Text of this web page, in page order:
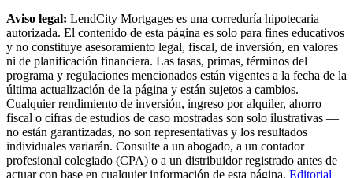
Aviso legal: LendCity Mortgages es una correduría hipotecaria
autorizada. El contenido de esta página es solo para fines educativos
y no constituye asesoramiento legal, fiscal, de inversión, en valores
ni de planificación financiera. Las tasas, primas, términos del
programa y regulaciones mencionados están vigentes a la fecha de la
última actualización de la página y están sujetos a cambios.
Cualquier rendimiento de inversión, ingreso por alquiler, ahorro
fiscal o cifras de estudios de caso mostradas son solo ilustrativas —
no están garantizadas, no son representativas y los resultados
individuales variarán. Consulte a un abogado, a un contador
profesional colegiado (CPA) o a un distribuidor registrado antes de
actuar con base en cualquier información de esta página. Editorial